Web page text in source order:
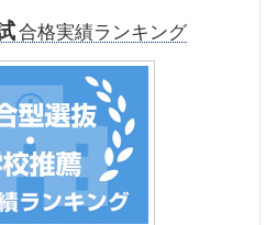
合格実績ランキング